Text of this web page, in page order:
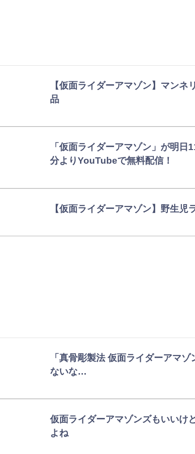
【仮面ライダーアマゾン】マンネ
品
「仮面ライダーアマゾン」が明日
分よりYouTubeで無料配信！
【仮面ライダーアマゾン】野生児
「真骨彫製法 仮面ライダーアマ
ないな…
仮面ライダーアマゾンズもいいけ
よね